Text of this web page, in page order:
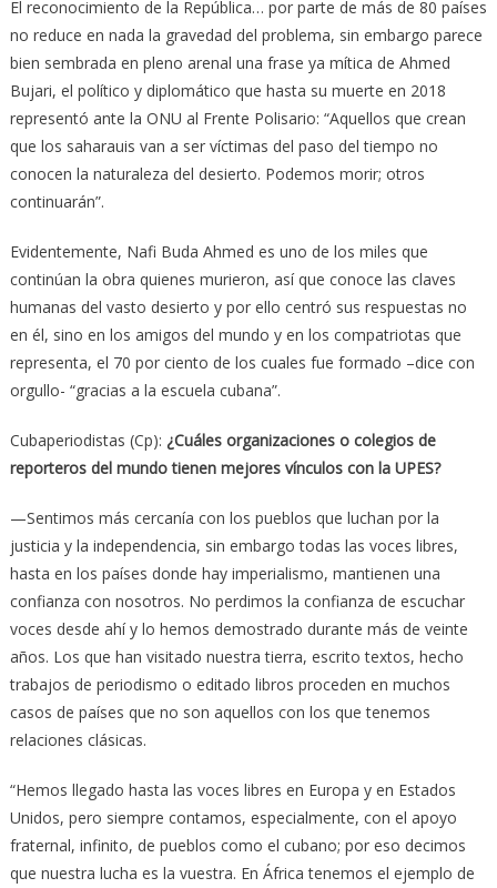
El reconocimiento de la República… por parte de más de 80 países
no reduce en nada la gravedad del problema, sin embargo parece
bien sembrada en pleno arenal una frase ya mítica de Ahmed
Bujari, el político y diplomático que hasta su muerte en 2018
representó ante la ONU al Frente Polisario: “Aquellos que crean
que los saharauis van a ser víctimas del paso del tiempo no
conocen la naturaleza del desierto. Podemos morir; otros
continuarán”.
Evidentemente, Nafi Buda Ahmed es uno de los miles que
continúan la obra quienes murieron, así que conoce las claves
humanas del vasto desierto y por ello centró sus respuestas no
en él, sino en los amigos del mundo y en los compatriotas que
representa, el 70 por ciento de los cuales fue formado –dice con
orgullo- “gracias a la escuela cubana”.
Cubaperiodistas (Cp): ¿Cuáles organizaciones o colegios de
reporteros del mundo tienen mejores vínculos con la UPES?
—Sentimos más cercanía con los pueblos que luchan por la
justicia y la independencia, sin embargo todas las voces libres,
hasta en los países donde hay imperialismo, mantienen una
confianza con nosotros. No perdimos la confianza de escuchar
voces desde ahí y lo hemos demostrado durante más de veinte
años. Los que han visitado nuestra tierra, escrito textos, hecho
trabajos de periodismo o editado libros proceden en muchos
casos de países que no son aquellos con los que tenemos
relaciones clásicas.
“Hemos llegado hasta las voces libres en Europa y en Estados
Unidos, pero siempre contamos, especialmente, con el apoyo
fraternal, infinito, de pueblos como el cubano; por eso decimos
que nuestra lucha es la vuestra. En África tenemos el ejemplo de